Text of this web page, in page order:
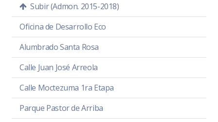
Subir (Admon. 2015-2018)
Oficina de Desarrollo Eco
Alumbrado Santa Rosa
Calle Juan José Arreola
Calle Moctezuma 1ra Etapa
Parque Pastor de Arriba